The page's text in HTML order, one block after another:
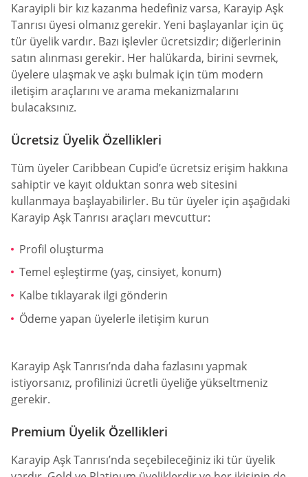
Karayipli bir kız kazanma hedefiniz varsa, Karayip Aşk
Tanrısı üyesi olmanız gerekir. Yeni başlayanlar için üç
tür üyelik vardır. Bazı işlevler ücretsizdir; diğerlerinin
satın alınması gerekir. Her halükarda, birini sevmek,
üyelere ulaşmak ve aşkı bulmak için tüm modern
iletişim araçlarını ve arama mekanizmalarını
bulacaksınız.
Ücretsiz Üyelik Özellikleri
Tüm üyeler Caribbean Cupid’e ücretsiz erişim hakkına
sahiptir ve kayıt olduktan sonra web sitesini
kullanmaya başlayabilirler. Bu tür üyeler için aşağıdaki
Karayip Aşk Tanrısı araçları mevcuttur:
Profil oluşturma
Temel eşleştirme (yaş, cinsiyet, konum)
Kalbe tıklayarak ilgi gönderin
Ödeme yapan üyelerle iletişim kurun
Karayip Aşk Tanrısı’nda daha fazlasını yapmak
istiyorsanız, profilinizi ücretli üyeliğe yükseltmeniz
gerekir.
Premium Üyelik Özellikleri
Karayip Aşk Tanrısı’nda seçebileceğiniz iki tür üyelik